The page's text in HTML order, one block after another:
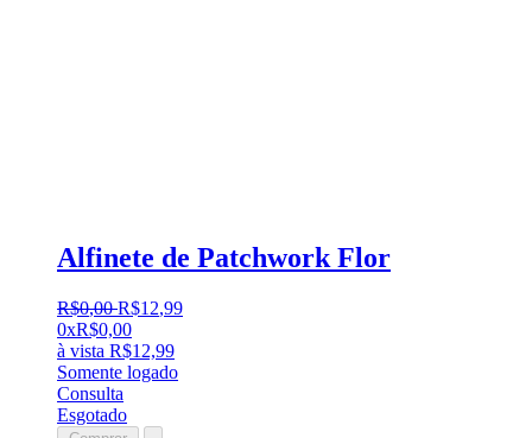
Alfinete de Patchwork Flor
R$0,00 R$12,99
0xR$0,00
à vista R$12,99
Somente logado
Consulta
Esgotado